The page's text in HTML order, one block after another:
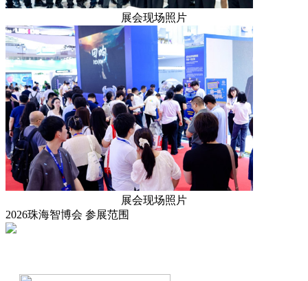
展会现场照片
展会现场照片
2026珠海智博会 参展范围